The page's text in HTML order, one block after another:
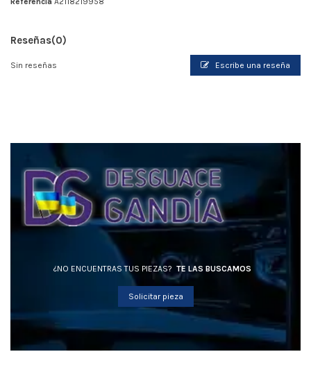
Reseñas(0)
Sin reseñas Escribe una reseña
¿NO ENCUENTRAS TUS PIEZAS? TE LAS BUSCAMOS
Solicitar pieza